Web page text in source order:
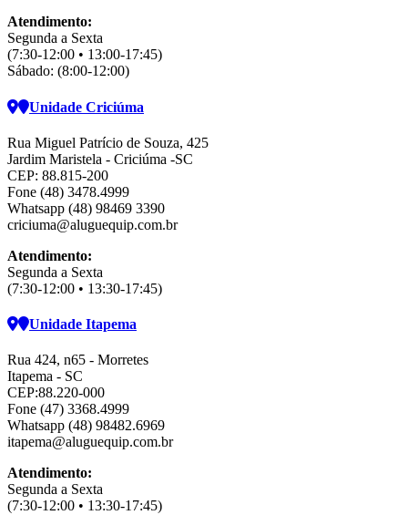
Atendimento:
Segunda a Sexta
(7:30-12:00 • 13:00-17:45)
Sábado: (8:00-12:00)
Unidade Criciúma
Rua Miguel Patrício de Souza, 425
Jardim Maristela - Criciúma -SC
CEP: 88.815-200
Fone (48) 3478.4999
Whatsapp (48) 98469 3390
criciuma@aluguequip.com.br
Atendimento:
Segunda a Sexta
(7:30-12:00 • 13:30-17:45)
Unidade Itapema
Rua 424, n65 - Morretes
Itapema - SC
CEP:88.220-000
Fone (47) 3368.4999
Whatsapp (48) 98482.6969
itapema@aluguequip.com.br
Atendimento:
Segunda a Sexta
(7:30-12:00 • 13:30-17:45)